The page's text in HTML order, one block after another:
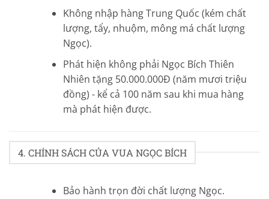
Không nhập hàng Trung Quốc (kém chất
lượng, tẩy, nhuộm, mông má chất lượng
Ngọc).
Phát hiện không phải Ngọc Bích Thiên
Nhiên tặng 50.000.000Đ (năm mươi triệu
đồng) - kể cả 100 năm sau khi mua hàng
mà phát hiện được.
4. CHÍNH SÁCH CỦA VUA NGỌC BÍCH
Bảo hành trọn đời chất lượng Ngọc.